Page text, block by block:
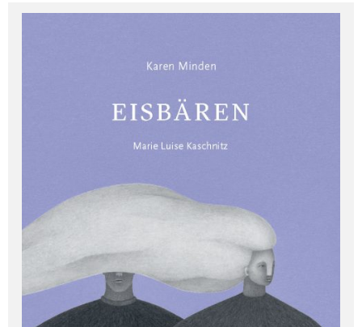
Auszeichnungen
Begleitmaterial